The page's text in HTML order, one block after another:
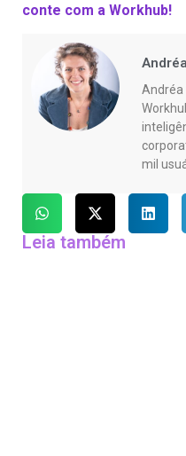
conte com a Workhub!
Andréa
mil
Leia também